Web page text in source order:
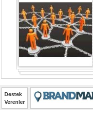
Destek
Verenler